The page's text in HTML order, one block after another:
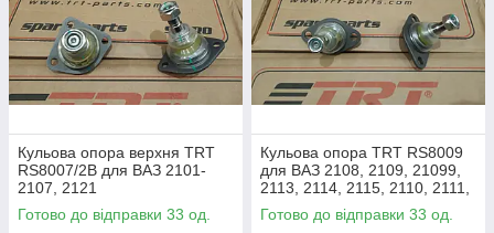
Кульова опора верхня TRT
RS8007/2B для ВАЗ 2101-
2107, 2121
Готово до відправки 33 од.
Кульова опора TRT RS8009
для ВАЗ 2108, 2109, 21099,
2113, 2114, 2115, 2110, 2111,
2112, 1117, 1118, 1119, 2170,
2171, 2172, 1111
Готово до відправки 33 од.